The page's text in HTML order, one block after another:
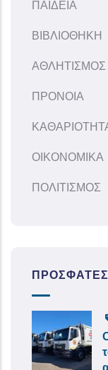
ΠΑΙΔΕΙΑ
ΒΙΒΛΙΟΘΗΚΗ
ΑΘΛΗΤΙΣΜΟΣ
ΠΡΟΝΟΙΑ
ΟΙΚΟΝΟΜΙΚΑ
ΠΟΛΙΤΙΣΜΟΣ